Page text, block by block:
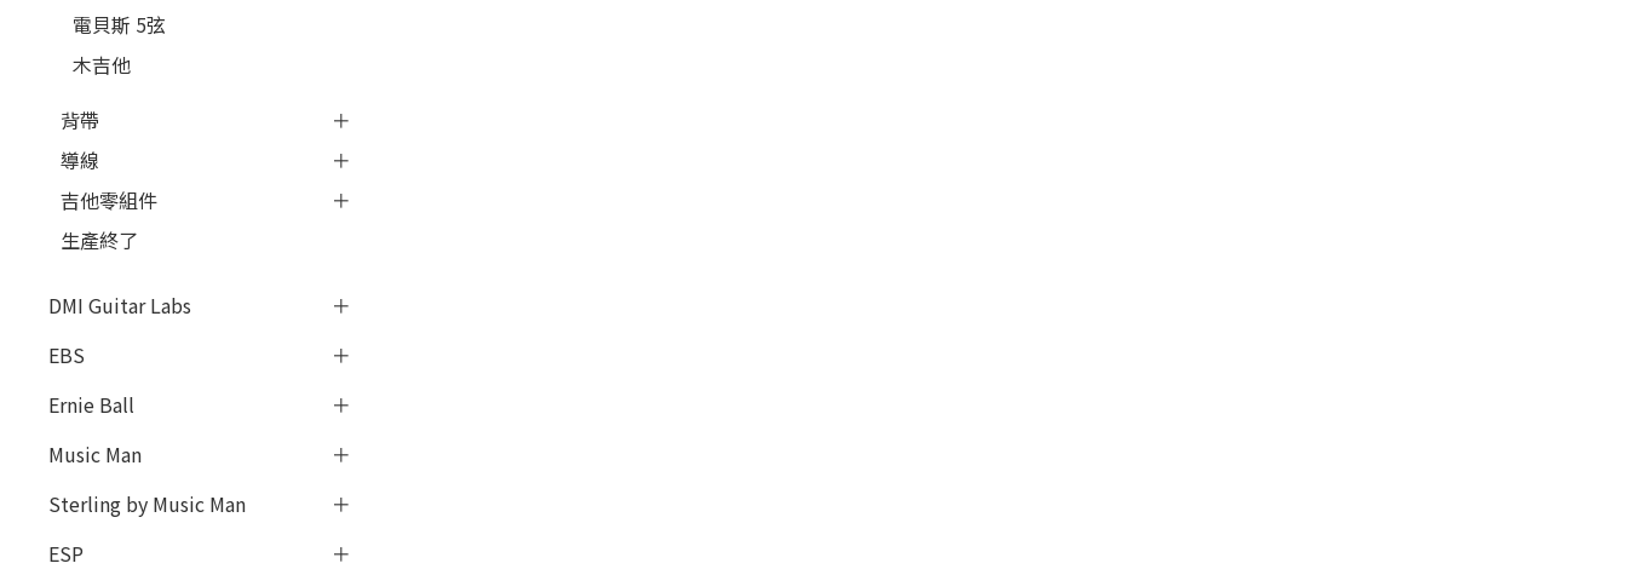
電貝斯 5弦
木吉他
背帶
導線
吉他零組件
生產終了
DMI Guitar Labs
EBS
Ernie Ball
Music Man
Sterling by Music Man
ESP